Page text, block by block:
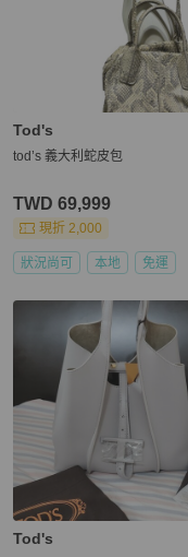
Tod's
tod’s 義大利蛇皮包
TWD 69,999
現折 2,000
狀況尚可 本地 免運
Tod's